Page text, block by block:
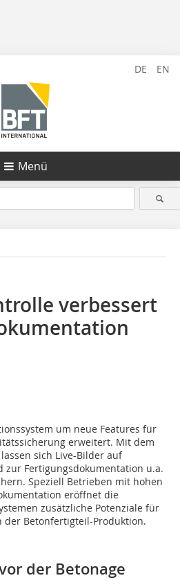
DE EN
Menü
verbessert
um neue Features für
erweitert. Mit dem
lassen sich Live-Bilder auf
zur Fertigungsdokumentation u.a.
Speziell Betrieben mit hohen
eröffnet die
zusätzliche Potenziale für
Betonfertigteil-Produktion.
der Betonage